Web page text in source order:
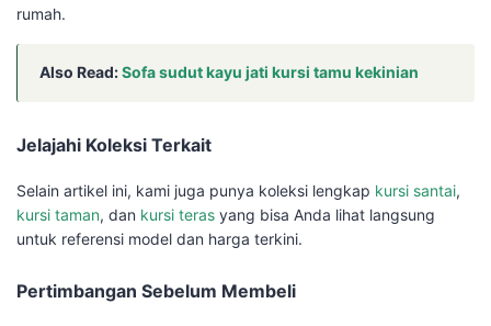
rumah.
Also Read:Sofa sudut kayu jati kursi tamu kekinian
Jelajahi Koleksi Terkait
Selain artikel ini, kami juga punya koleksi lengkap kursi santai,
kursi taman, dan kursi teras yang bisa Anda lihat langsung
untuk referensi model dan harga terkini.
Pertimbangan Sebelum Membeli